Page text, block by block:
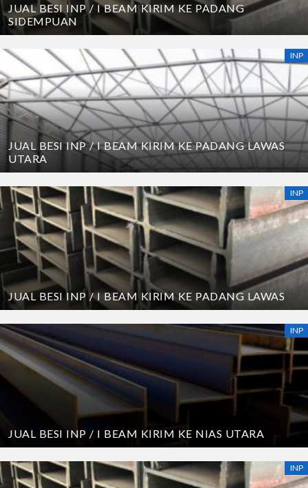
JUAL BESI INP / I BEAM KIRIM KE PADANG
SIDEMPUAN
INP
JUAL BESI INP / I BEAM KIRIM KE PADANG LAWAS
UTARA
INP
JUAL BESI INP / I BEAM KIRIM KE PADANG LAWAS
INP
JUAL BESI INP / I BEAM KIRIM KE NIAS UTARA
INP